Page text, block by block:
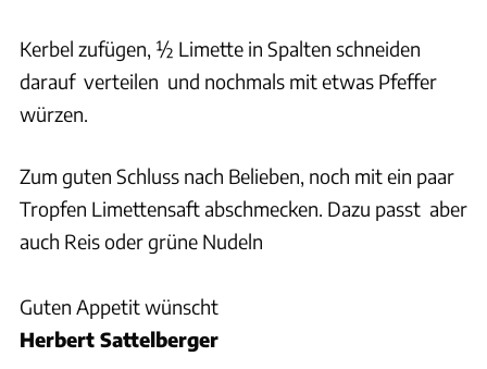
Kerbel zufügen, ½ Limette in Spalten schneiden
darauf verteilen und nochmals mit etwas Pfeffer
würzen.
Zum guten Schluss nach Belieben, noch mit ein paar
Tropfen Limettensaft abschmecken. Dazu passt aber
auch Reis oder grüne Nudeln
Guten Appetit wünscht
Herbert Sattelberger